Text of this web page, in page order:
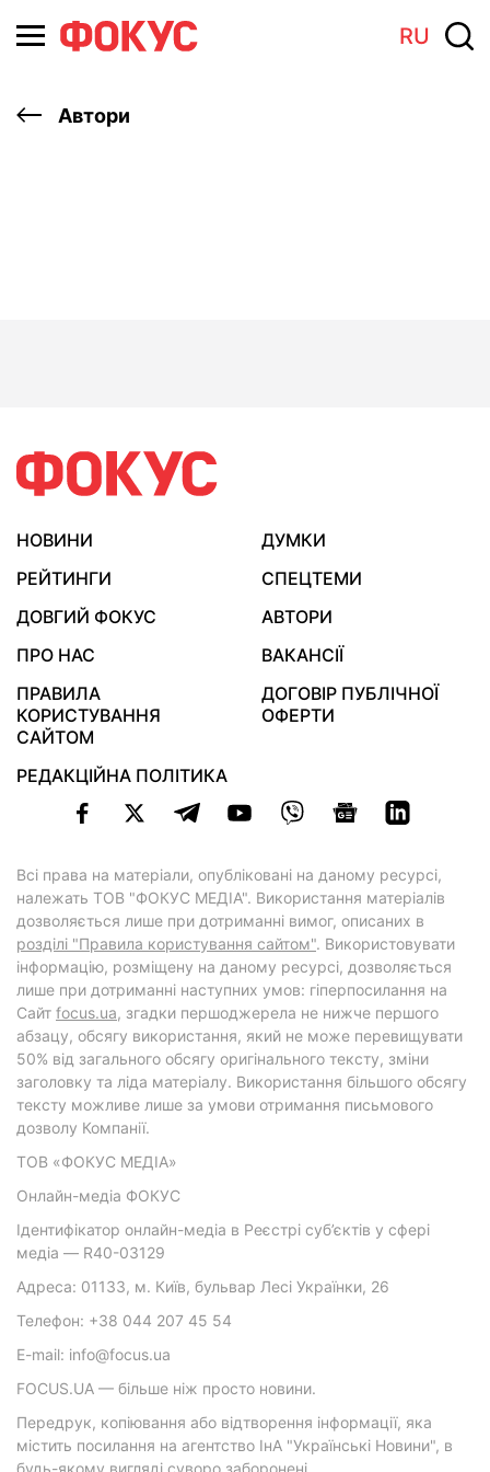
RU
Автори
НОВИНИ
ДУМКИ
РЕЙТИНГИ
СПЕЦТЕМИ
ДОВГИЙ ФОКУС
АВТОРИ
ПРО НАС
ВАКАНСІЇ
ПРАВИЛА
КОРИСТУВАННЯ
САЙТОМ
ДОГОВІР ПУБЛІЧНОЇ
ОФЕРТИ
РЕДАКЦІЙНА ПОЛІТИКА
Всі права на матеріали, опубліковані на даному ресурсі,
належать ТОВ "ФОКУС МЕДІА". Використання матеріалів
дозволяється лише при дотриманні вимог, описаних в
розділі "Правила користування сайтом". Використовувати
інформацію, розміщену на даному ресурсі, дозволяється
лише при дотриманні наступних умов: гіперпосилання на
Cайт focus.ua, згадки першоджерела не нижче першого
абзацу, обсягу використання, який не може перевищувати
50% від загального обсягу оригінального тексту, зміни
заголовку та ліда матеріалу. Використання більшого обсягу
тексту можливе лише за умови отримання письмового
дозволу Компанії.
ТОВ «ФОКУС МЕДІА»
Онлайн-медіа ФОКУС
Ідентифікатор онлайн-медіа в Реєстрі суб’єктів у сфері
медіа — R40-03129
Адреса: 01133, м. Київ, бульвар Лесі Українки, 26
Телефон: +38 044 207 45 54
E-mail: info@focus.ua
FOCUS.UA — більше ніж просто новини.
Передрук, копіювання або відтворення інформації, яка
містить посилання на агентство ІнА "Українські Новини", в
будь-якому вигляді суворо заборонені.